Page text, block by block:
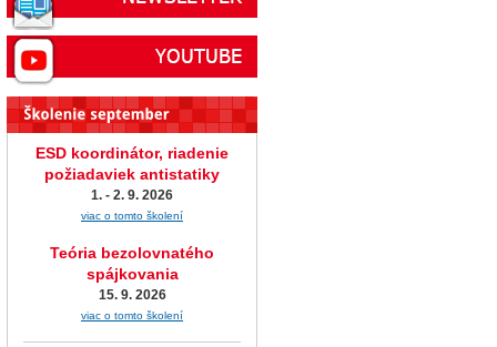
ESD koordinátor, riadenie
požiadaviek antistatiky
1. - 2. 9. 2026
viac o tomto školení
Teória bezolovnatého
spájkovania
15. 9. 2026
viac o tomto školení